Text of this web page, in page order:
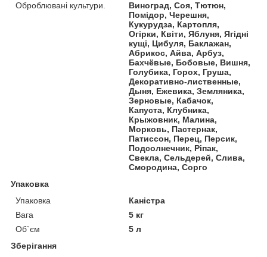
Оброблювані культури.
Виноград, Соя, Тютюн,
Помідор, Черешня,
Кукурудза, Картопля,
Огірки, Квіти, Яблуня, Ягідні
кущі, Цибуля, Баклажан,
Абрикос, Айва, Арбуз,
Бахчёвые, Бобовые, Вишня,
Голубика, Горох, Груша,
Декоративно-лиственные,
Дыня, Ежевика, Земляника,
Зерновые, Кабачок,
Капуста, Клубника,
Крыжовник, Малина,
Морковь, Пастернак,
Патиссон, Перец, Персик,
Подсолнечник, Ріпак,
Свекла, Сельдерей, Слива,
Смородина, Сорго
Упаковка
Упаковка
Каністра
Вага
5 кг
Об`єм
5 л
Зберігання